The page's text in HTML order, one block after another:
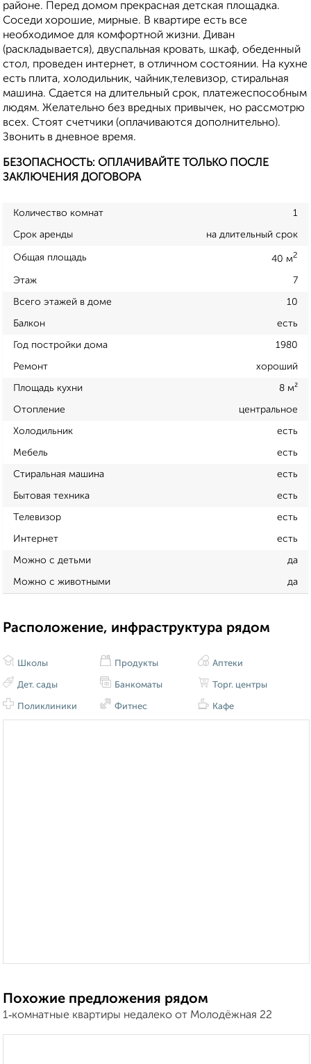
районе. Перед домом прекрасная детская площадка.
Соседи хорошие, мирные. В квартире есть все
необходимое для комфортной жизни. Диван
(раскладывается), двуспальная кровать, шкаф, обеденный
стол, проведен интернет, в отличном состоянии. На кухне
есть плита, холодильник, чайник,телевизор, стиральная
машина. Сдается на длительный срок, платежеспособным
людям. Желательно без вредных привычек, но рассмотрю
всех. Стоят счетчики (оплачиваются дополнительно).
Звонить в дневное время.
БЕЗОПАСНОСТЬ: ОПЛАЧИВАЙТЕ ТОЛЬКО ПОСЛЕ
ЗАКЛЮЧЕНИЯ ДОГОВОРА
Количество комнат 1
Срок аренды на длительный срок
Общая площадь 40 м2
Этаж 7
Всего этажей в доме 10
Балкон есть
Год постройки дома 1980
Ремонт хороший
Площадь кухни 8 м²
Отопление центральное
Холодильник есть
Мебель есть
Стиральная машина есть
Бытовая техника есть
Телевизор есть
Интернет есть
Можно с детьми да
Можно с животными да
Расположение, инфраструктура рядом
Школы
Дет. сады
Поликлиники
Продукты
Банкоматы
Фитнес
Аптеки
Торг. центры
Кафе
Похожие предложения рядом
1‑комнатные квартиры недалеко от Молодёжная 22